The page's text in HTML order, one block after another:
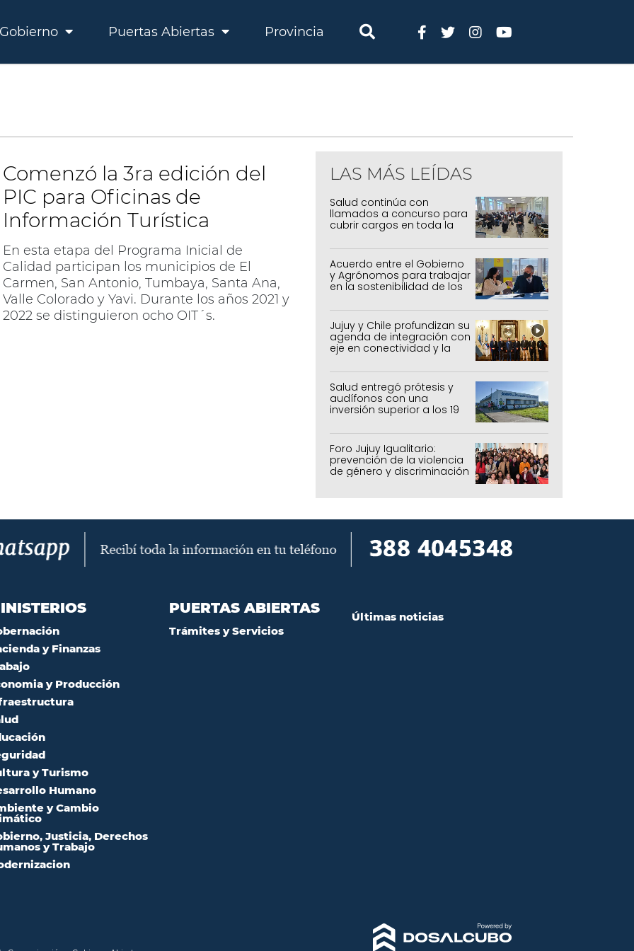
Gobierno Puertas Abiertas Provincia
Comenzó la 3ra edición del
PIC para Oficinas de
Información Turística
En esta etapa del Programa Inicial de
Calidad participan los municipios de El
Carmen, San Antonio, Tumbaya, Santa Ana,
Valle Colorado y Yavi. Durante los años 2021 y
2022 se distinguieron ocho OIT´s.
LAS MÁS LEÍDAS
Salud continúa con
llamados a concurso para
cubrir cargos en toda la
Acuerdo entre el Gobierno
y Agrónomos para trabajar
en la sostenibilidad de los
agrícolas, pecuarios y
forestal
Jujuy y Chile profundizan su
agenda de integración con
eje en conectividad y la
mejora del Paso de Jama
Salud entregó prótesis y
audífonos con una
inversión superior a los 19
millones de pesos
Foro Jujuy Igualitario:
prevención de la violencia
de género y discriminación
y Finanzas
y Producción
y Turismo
Humano
y Cambio
Justicia, Derechos
y Trabajo
PUERTAS ABIERTAS
Trámites y Servicios
Últimas noticias